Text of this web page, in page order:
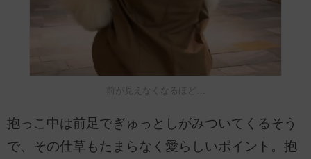
前が見えなくなるほど…
抱っこ中は前足でぎゅっとしがみついてくるそう
で、その仕草もたまらなく愛らしいポイント。抱